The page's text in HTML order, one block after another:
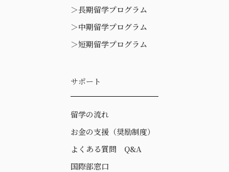
＞長期留学プログラム
＞中期留学プログラム
＞短期留学プログラム
サポート
留学の流れ
お金の支援（奨励制度）
よくある質問 Q&A
国際部窓口